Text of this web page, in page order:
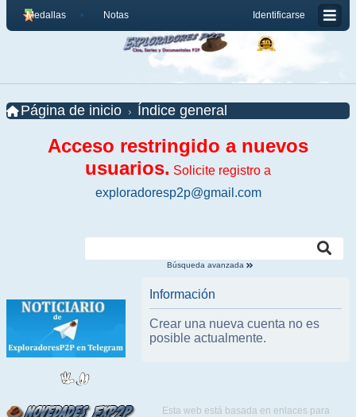
Identificarse
Medallas Notas
Página de inicio Índice general
Acceso restringido a nuevos
usuarios. Solicite registro a
exploradoresp2p@gmail.com
Búsqueda avanzada
Información
Crear una nueva cuenta no es
posible actualmente.
Esta web está basada en enlaces para